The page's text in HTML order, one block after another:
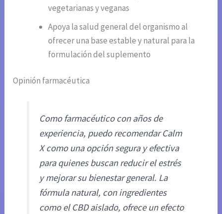
vegetarianas y veganas
Apoya la salud general del organismo al
ofrecer una base estable y natural para la
formulación del suplemento
Opinión farmacéutica
Como farmacéutico con años de
experiencia, puedo recomendar Calm
X como una opción segura y efectiva
para quienes buscan reducir el estrés
y mejorar su bienestar general. La
fórmula natural, con ingredientes
como el CBD aislado, ofrece un efecto